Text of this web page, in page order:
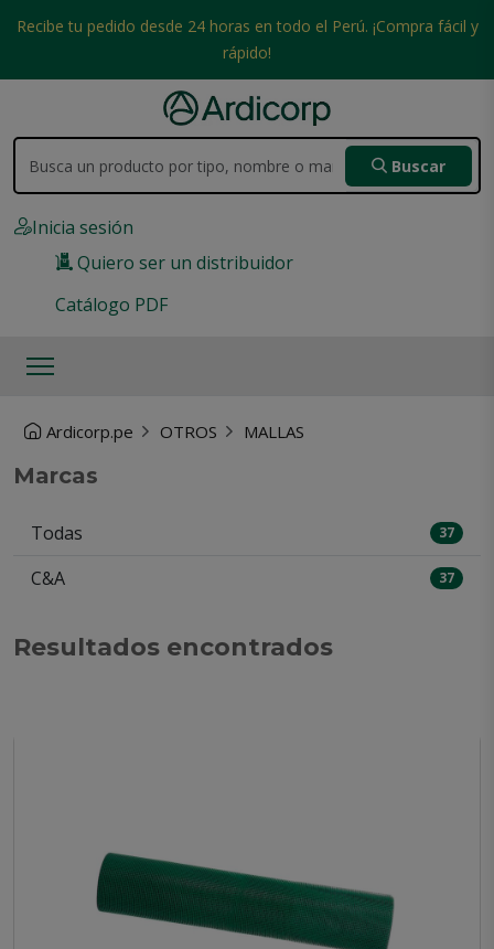
Recibe tu pedido desde 24 horas en todo el Perú. ¡Compra fácil y
rápido!
Buscar
Inicia sesión
Quiero ser un distribuidor
Catálogo PDF
Ardicorp.pe OTROS MALLAS
Marcas
Todas 37
C&A 37
Resultados encontrados